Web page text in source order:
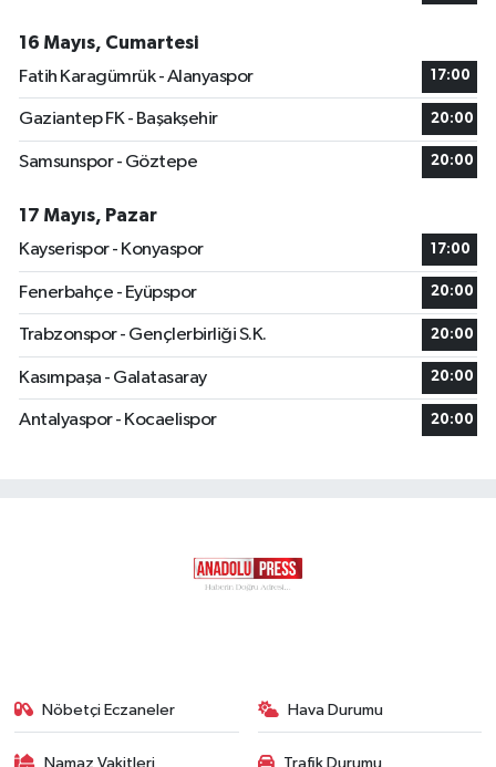
16 Mayıs, Cumartesi
Fatih Karagümrük - Alanyaspor
17:00
Gaziantep FK - Başakşehir 20:00
Samsunspor - Göztepe 20:00
17 Mayıs, Pazar
Kayserispor - Konyaspor
17:00
Fenerbahçe - Eyüpspor 20:00
Trabzonspor - Gençlerbirliği S.K. 20:00
Kasımpaşa - Galatasaray 20:00
Antalyaspor - Kocaelispor 20:00
Nöbetçi Eczaneler Hava Durumu
Namaz Vakitleri Trafik Durumu